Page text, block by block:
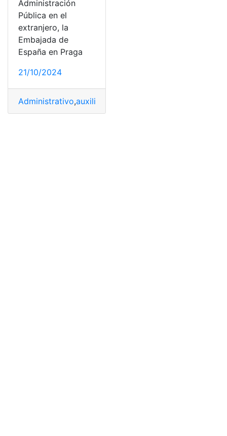
Administración
Pública en el
extranjero, la
Embajada de
España en Praga
21/10/2024
Administrativo,auxiliar